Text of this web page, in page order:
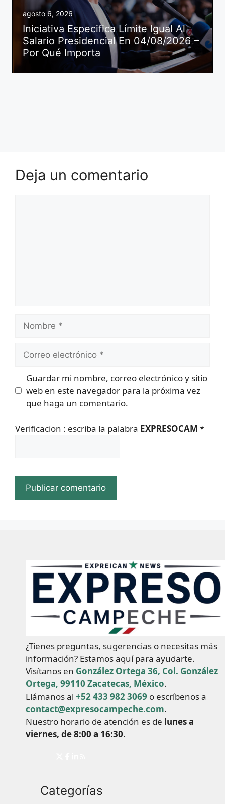
agosto 6, 2026
Iniciativa Especifica Límite Igual Al
Salario Presidencial En 04/08/2026 –
Por Qué Importa
Deja un comentario
Nombre
Correo
Guardar mi nombre, correo electrónico y sitio
web en este navegador para la próxima vez
que haga un comentario.
Verificacion : escriba la palabra EXPRESOCAM *
¿Tienes preguntas, sugerencias o necesitas más
información? Estamos aquí para ayudarte.
Visítanos en González Ortega 36, Col. González
Ortega, 99110 Zacatecas, México.
Llámanos al +52 433 982 3069 o escríbenos a
contact@expresocampeche.com.
Nuestro horario de atención es de lunes a
viernes, de 8:00 a 16:30.
Categorías